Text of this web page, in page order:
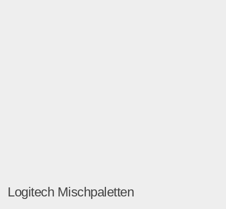
Logitech Mischpaletten